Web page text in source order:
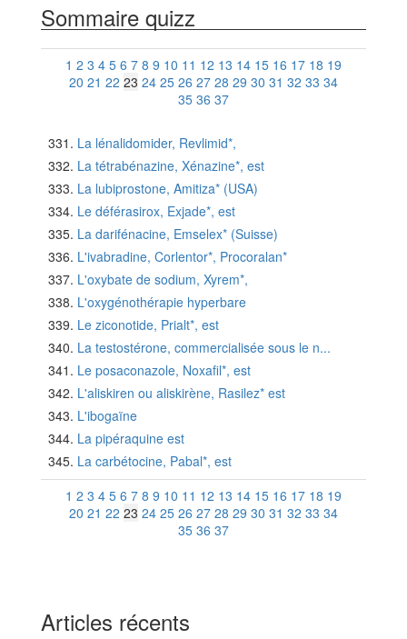
Sommaire quizz
1 2 3 4 5 6 7 8 9 10 11 12 13 14 15 16 17 18 19
20 21 22 23 24 25 26 27 28 29 30 31 32 33 34
35 36 37
La lénalidomider, Revlimid*,
La tétrabénazine, Xénazine*, est
La lubiprostone, Amitiza* (USA)
Le déférasirox, Exjade*, est
La darifénacine, Emselex* (Suisse)
L'ivabradine, Corlentor*, Procoralan*
L'oxybate de sodium, Xyrem*,
L'oxygénothérapie hyperbare
Le ziconotide, Prialt*, est
La testostérone, commercialisée sous le n...
Le posaconazole, Noxafil*, est
L'aliskiren ou aliskirène, Rasilez* est
L'ibogaïne
La pipéraquine est
La carbétocine, Pabal*, est
1 2 3 4 5 6 7 8 9 10 11 12 13 14 15 16 17 18 19
20 21 22 23 24 25 26 27 28 29 30 31 32 33 34
35 36 37
Articles récents